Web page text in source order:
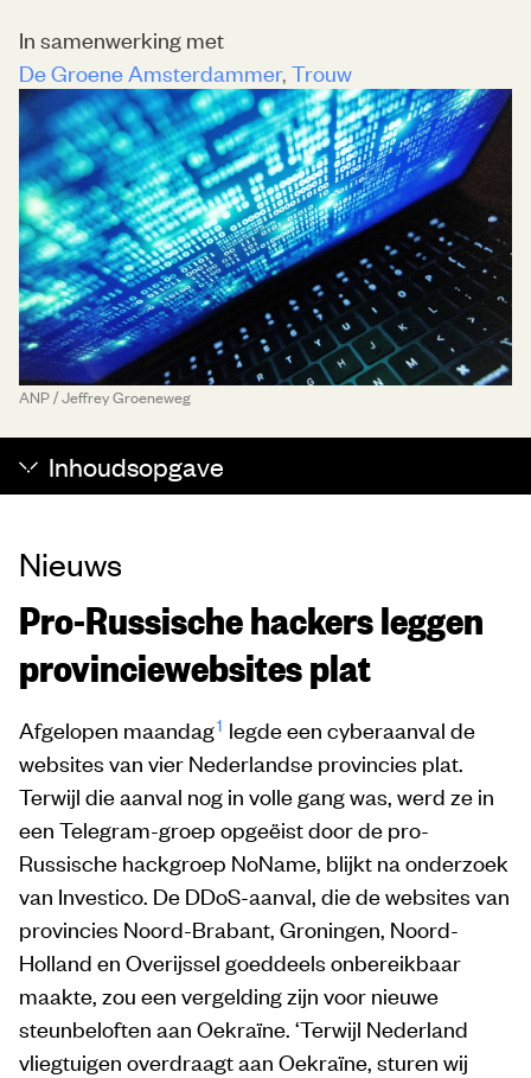
In samenwerking met
De Groene Amsterdammer Trouw
ANP / Jeffrey Groeneweg
Inhoudsopgave
Nieuws
Pro-Russische hackers leggen
provinciewebsites plat
Afgelopen maandag1 legde een cyberaanval de
websites van vier Nederlandse provincies plat.
Terwijl die aanval nog in volle gang was, werd ze in
een Telegram-groep opgeëist door de pro-
Russische hackgroep NoName, blijkt na onderzoek
van Investico. De DDoS-aanval, die de websites van
provincies Noord-Brabant, Groningen, Noord-
Holland en Overijssel goeddeels onbereikbaar
maakte, zou een vergelding zijn voor nieuwe
steunbeloften aan Oekraïne. ‘Terwijl Nederland
vliegtuigen overdraagt aan Oekraïne, sturen wij